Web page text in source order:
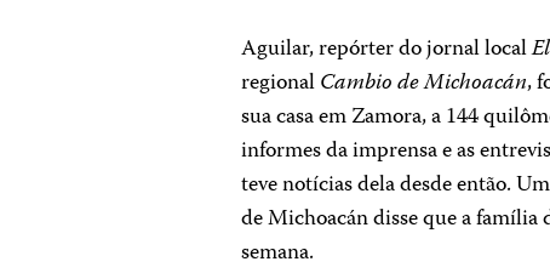
Aguilar, repórter do jornal local
regionalCambio de Michoacán,
sua casa em Zamora, a 144
informes da imprensa e as
teve notícias dela desde então.
de Michoacán disse que a
semana.